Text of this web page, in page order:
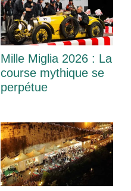
Mille Miglia 2026 : La
course mythique se
perpétue